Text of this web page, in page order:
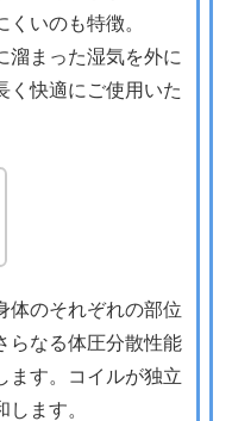
いのも特徴。
溜まった湿気を外に
く快適にご使用いた
体のそれぞれの部位
らなる体圧分散性能
ます。コイルが独立
ます。